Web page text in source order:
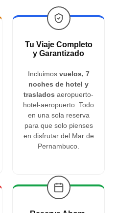
Tu Viaje Completo
y Garantizado
Incluimos vuelos, 7
noches de hotel y
traslados aeropuerto-
hotel-aeropuerto. Todo
en una sola reserva
para que solo pienses
en disfrutar del Mar de
Pernambuco.